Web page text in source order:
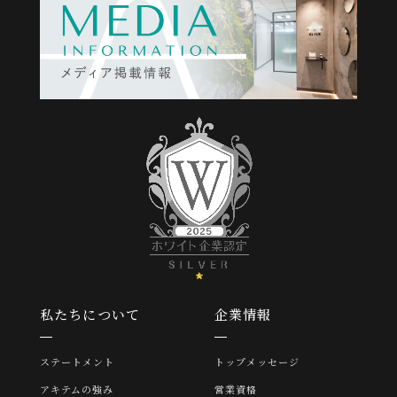
私たちについて
ステートメント
アキテムの強み
企業情報
トップメッセージ
営業資格